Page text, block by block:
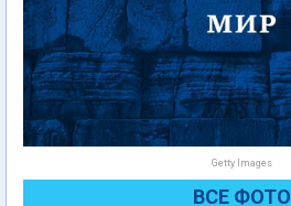
Getty Images
ВСЕ ФОТО